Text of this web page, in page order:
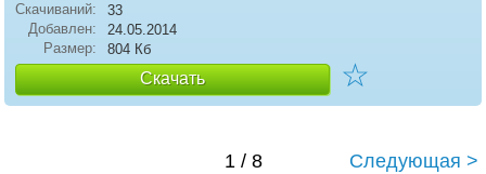
Скачиваний:
33
Добавлен:
24.05.2014
Размер:
804 Кб
Скачать ☆
1 / 8 Следующая >